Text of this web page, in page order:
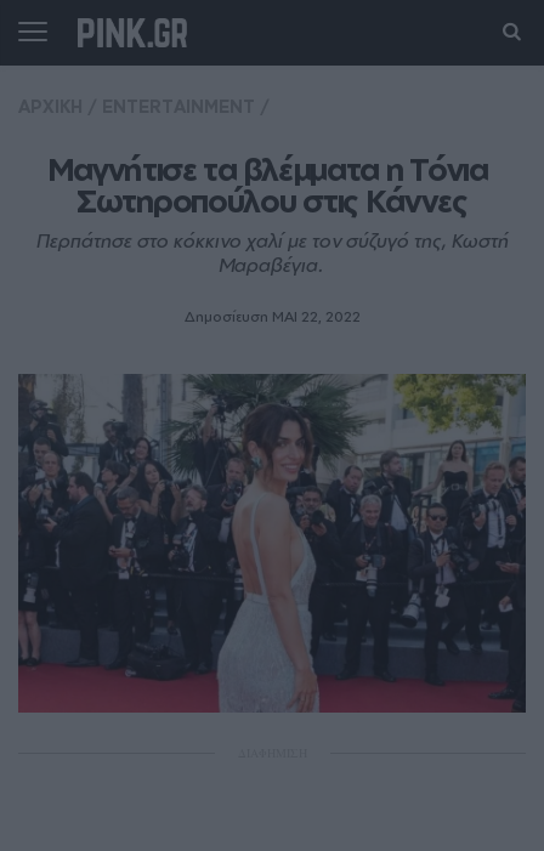
Μαγνήτισε τα βλέμματα η Τόνια
Σωτηροπούλου στις Κάννες
Περπάτησε στο κόκκινο χαλί με τον σύζυγό της, Κωστή
Μαραβέγια.
Δημοσίευση ΜΑΙ 22, 2022